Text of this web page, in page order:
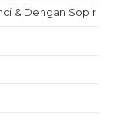
& Dengan Sopir